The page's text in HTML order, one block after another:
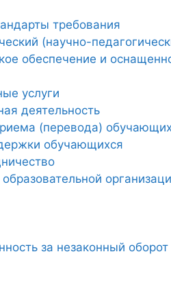
требования
(научно-
обеспечение и
услуги
деятельность
(перевода)
обучающихся
за незаконный оборот